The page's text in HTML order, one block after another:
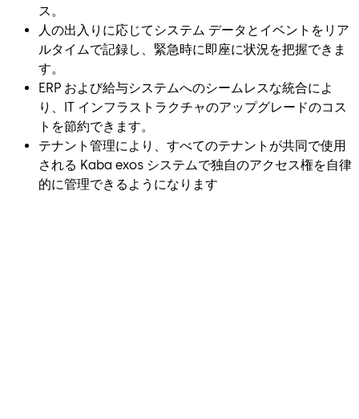
ス。
人の出入りに応じてシステム データとイベントをリア
ルタイムで記録し、緊急時に即座に状況を把握できま
す。
ERP および給与システムへのシームレスな統合によ
り、IT インフラストラクチャのアップグレードのコス
トを節約できます。
テナント管理により、すべてのテナントが共同で使用
される Kaba exos システムで独自のアクセス権を自律
的に管理できるようになります